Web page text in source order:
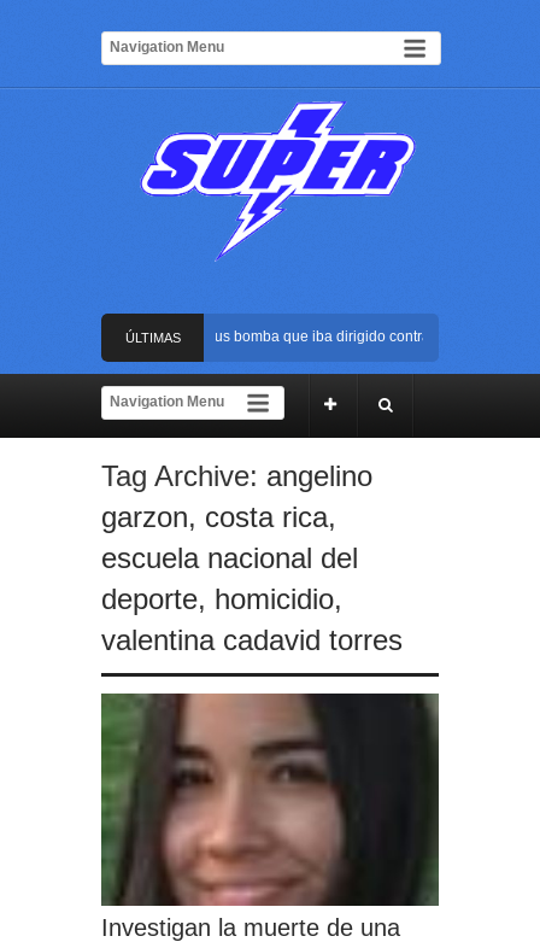
ÚLTIMAS
NOTICIAS
Frustran atentado con bus bomba que iba dirigido contra Cali durante la
La Arena USC será el escenario de la posesión presidencial de Abelardo
Rápida reacción policial evitó que presunto agresor escapara tras atacar
Frustran atentado con bus bomba que iba dirigido contra Cali durante la
Tag Archive: angelino
garzon, costa rica,
escuela nacional del
deporte, homicidio,
valentina cadavid torres
Investigan la muerte de una